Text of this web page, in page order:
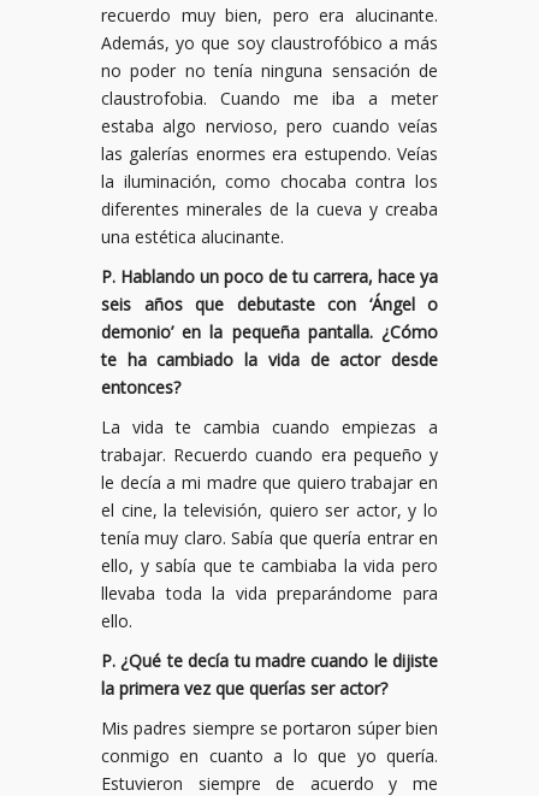
recuerdo muy bien, pero era alucinante.
Además, yo que soy claustrofóbico a más
no poder no tenía ninguna sensación de
claustrofobia. Cuando me iba a meter
estaba algo nervioso, pero cuando veías
las galerías enormes era estupendo. Veías
la iluminación, como chocaba contra los
diferentes minerales de la cueva y creaba
una estética alucinante.
P. Hablando un poco de tu carrera, hace ya
seis años que debutaste con ‘Ángel o
demonio’ en la pequeña pantalla. ¿Cómo
te ha cambiado la vida de actor desde
entonces?
La vida te cambia cuando empiezas a
trabajar. Recuerdo cuando era pequeño y
le decía a mi madre que quiero trabajar en
el cine, la televisión, quiero ser actor, y lo
tenía muy claro. Sabía que quería entrar en
ello, y sabía que te cambiaba la vida pero
llevaba toda la vida preparándome para
ello.
P. ¿Qué te decía tu madre cuando le dijiste
la primera vez que querías ser actor?
Mis padres siempre se portaron súper bien
conmigo en cuanto a lo que yo quería.
Estuvieron siempre de acuerdo y me